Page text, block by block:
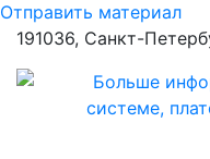
Отправить материал
191036, Санкт-